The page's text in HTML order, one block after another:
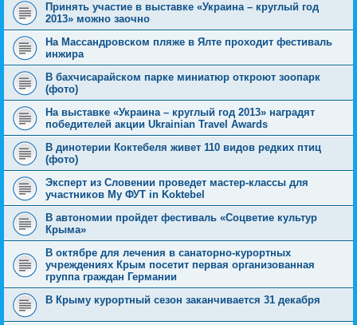
Принять участие в выставке «Украина – круглый год
2013» можно заочно
На Массандровском пляже в Ялте проходит фестиваль
инжира
В бахчисарайском парке миниатюр откроют зоопарк
(фото)
На выставке «Украина – круглый год 2013» наградят
победителей акции Ukrainian Travel Awards
В динотерии Коктебеля живет 110 видов редких птиц
(фото)
Эксперт из Словении проведет мастер-классы для
участников Му ФУТ in Koktebel
В автономии пройдет фестиваль «Соцветие культур
Крыма»
В октябре для лечения в санаторно-курортных
учреждениях Крым посетит первая организованная
группа граждан Германии
В Крыму курортный сезон заканчивается 31 декабря